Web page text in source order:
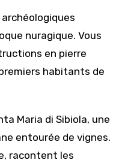
nuragique. Vous
en pierre
habitants de
Maria di Sibiola, une
entourée de vignes.
racontent les